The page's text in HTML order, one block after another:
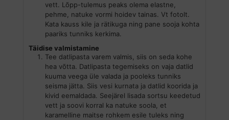
vett. Lõpp-tulemus peaks olema elastne,
pehme, natuke vormi hoidev tainas. Vt fotolt.
Kata kauss kile ja rätikuga ning pane sooja kohta
paariks tunniks kerkima.
Täidise valmistamine
Tee datlipasta varem valmis, siis on seda kohe
hea võtta. Datlipasta tegemiseks on vaja datlid
kuuma veega üle valada ja pooleks tunniks
seisma jätta. Siis vesi kurnata ja datlid koorida ja
kivid eemaldada. Seejärel lisada sortsu keedetud
vett ja soovi korral ka natuke soola, et
karamelline maitse rohkem esile tuleks ning